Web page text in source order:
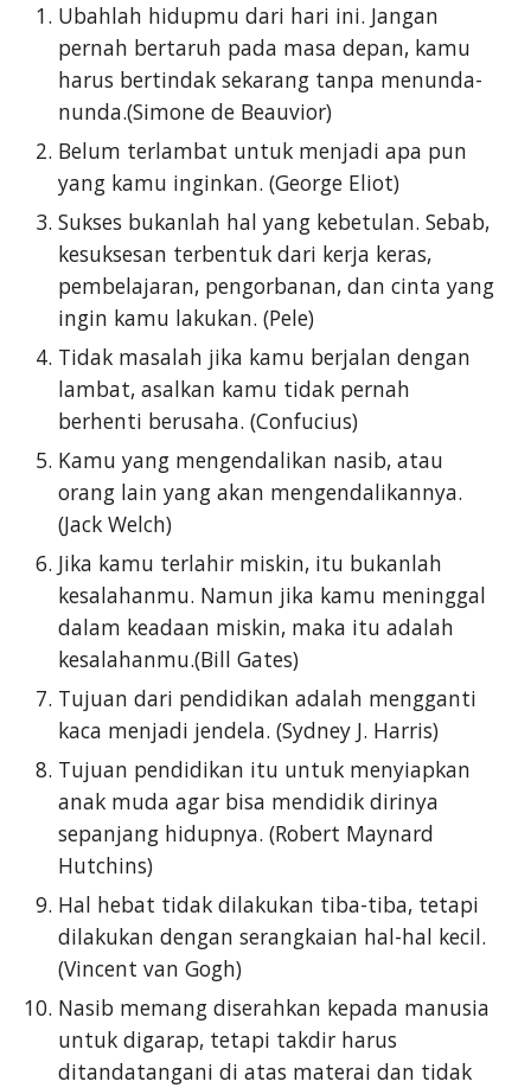
Ubahlah hidupmu dari hari ini. Jangan
pernah bertaruh pada masa depan, kamu
harus bertindak sekarang tanpa menunda-
nunda.(Simone de Beauvior)
Belum terlambat untuk menjadi apa pun
yang kamu inginkan. (George Eliot)
Sukses bukanlah hal yang kebetulan. Sebab,
kesuksesan terbentuk dari kerja keras,
pembelajaran, pengorbanan, dan cinta yang
ingin kamu lakukan. (Pele)
Tidak masalah jika kamu berjalan dengan
lambat, asalkan kamu tidak pernah
berhenti berusaha. (Confucius)
Kamu yang mengendalikan nasib, atau
orang lain yang akan mengendalikannya.
(Jack Welch)
Jika kamu terlahir miskin, itu bukanlah
kesalahanmu. Namun jika kamu meninggal
dalam keadaan miskin, maka itu adalah
kesalahanmu.(Bill Gates)
Tujuan dari pendidikan adalah mengganti
kaca menjadi jendela. (Sydney J. Harris)
Tujuan pendidikan itu untuk menyiapkan
anak muda agar bisa mendidik dirinya
sepanjang hidupnya. (Robert Maynard
Hutchins)
Hal hebat tidak dilakukan tiba-tiba, tetapi
dilakukan dengan serangkaian hal-hal kecil.
(Vincent van Gogh)
Nasib memang diserahkan kepada manusia
untuk digarap, tetapi takdir harus
ditandatangani di atas materai dan tidak